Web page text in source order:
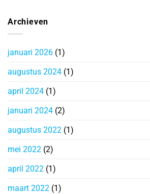
Archieven
januari 2026 (1)
augustus 2024 (1)
april 2024 (1)
januari 2024 (2)
augustus 2022 (1)
mei 2022 (2)
april 2022 (1)
maart 2022 (1)